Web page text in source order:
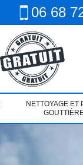
06 68
NETTOYAGE ET